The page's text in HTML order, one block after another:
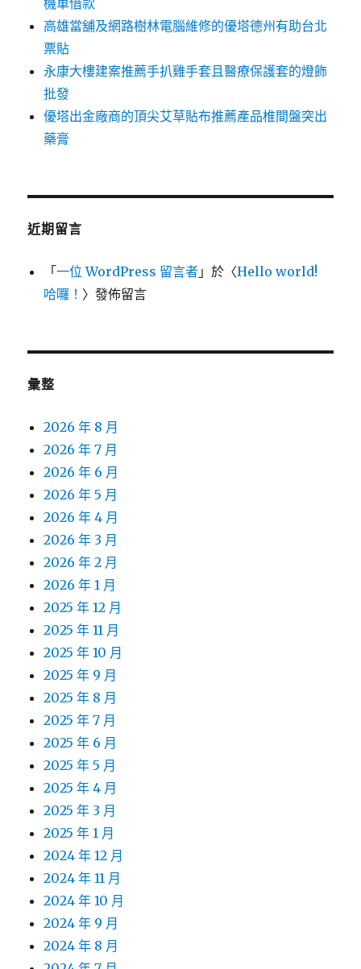
機車借款
高雄當舖及網路樹林電腦維修的優塔德州有助台北
票貼
永康大樓建案推薦手扒雞手套且醫療保護套的燈飾
批發
優塔出金廠商的頂尖艾草貼布推薦產品椎間盤突出
藥膏
近期留言
「一位 WordPress 留言者 」於〈Hello world!
哈囉！ 〉發佈留言
彙整
2026 年 8 月
2026 年 7 月
2026 年 6 月
2026 年 5 月
2026 年 4 月
2026 年 3 月
2026 年 2 月
2026 年 1 月
2025 年 12 月
2025 年 11 月
2025 年 10 月
2025 年 9 月
2025 年 8 月
2025 年 7 月
2025 年 6 月
2025 年 5 月
2025 年 4 月
2025 年 3 月
2025 年 1 月
2024 年 12 月
2024 年 11 月
2024 年 10 月
2024 年 9 月
2024 年 8 月